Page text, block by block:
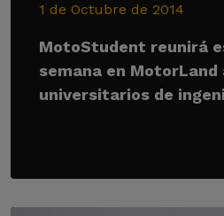
1 de Octubre de 2014
MotoStudent reunirá
semana en MotorLand
universitarios de